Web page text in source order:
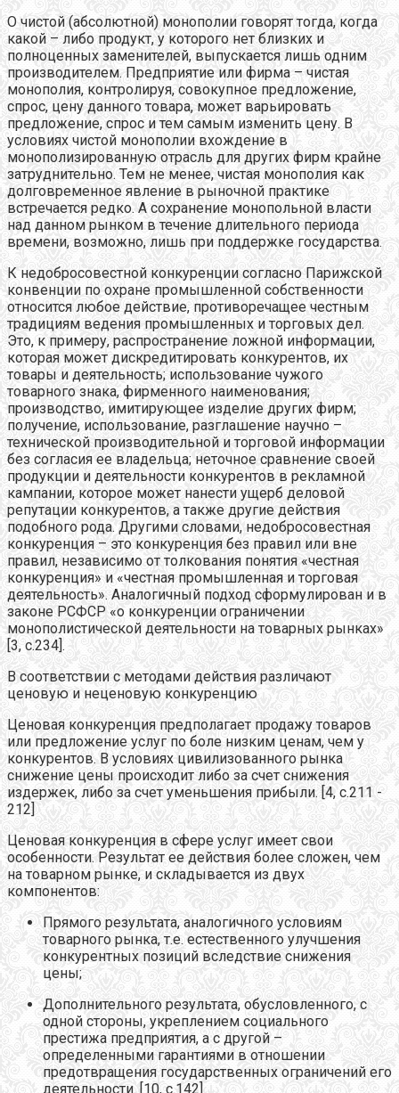
О чистой (абсолютной) монополии говорят тогда, когда
какой – либо продукт, у которого нет близких и
полноценных заменителей, выпускается лишь одним
производителем. Предприятие или фирма – чистая
монополия, контролируя, совокупное предложение,
спрос, цену данного товара, может варьировать
предложение, спрос и тем самым изменить цену. В
условиях чистой монополии вхождение в
монополизированную отрасль для других фирм крайне
затруднительно. Тем не менее, чистая монополия как
долговременное явление в рыночной практике
встречается редко. А сохранение монопольной власти
над данном рынком в течение длительного периода
времени, возможно, лишь при поддержке государства.
К недобросовестной конкуренции согласно Парижской
конвенции по охране промышленной собственности
относится любое действие, противоречащее честным
традициям ведения промышленных и торговых дел.
Это, к примеру, распространение ложной информации,
которая может дискредитировать конкурентов, их
товары и деятельность; использование чужого
товарного знака, фирменного наименования;
производство, имитирующее изделие других фирм;
получение, использование, разглашение научно –
технической производительной и торговой информации
без согласия ее владельца; неточное сравнение своей
продукции и деятельности конкурентов в рекламной
кампании, которое может нанести ущерб деловой
репутации конкурентов, а также другие действия
подобного рода. Другими словами, недобросовестная
конкуренция – это конкуренция без правил или вне
правил, независимо от толкования понятия «честная
конкуренция» и «честная промышленная и торговая
деятельность». Аналогичный подход сформулирован и в
законе РСФСР «о конкуренции ограничении
монополистической деятельности на товарных рынках»
[3, с.234].
В соответствии с методами действия различают
ценовую и неценовую конкуренцию
Ценовая конкуренция предполагает продажу товаров
или предложение услуг по боле низким ценам, чем у
конкурентов. В условиях цивилизованного рынка
снижение цены происходит либо за счет снижения
издержек, либо за счет уменьшения прибыли. [4, с.211 -
212]
Ценовая конкуренция в сфере услуг имеет свои
особенности. Результат ее действия более сложен, чем
на товарном рынке, и складывается из двух
компонентов:
Прямого результата, аналогичного условиям
товарного рынка, т.е. естественного улучшения
конкурентных позиций вследствие снижения
цены;
Дополнительного результата, обусловленного, с
одной стороны, укреплением социального
престижа предприятия, а с другой –
определенными гарантиями в отношении
предотвращения государственных ограничений его
деятельности. [10, с.142]